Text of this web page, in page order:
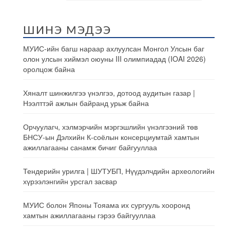
ШИНЭ МЭДЭЭ
МУИС-ийн багш нараар ахлуулсан Монгол Улсын баг
олон улсын хиймэл оюуны III олимпиадад (IOAI 2026)
оролцож байна
Хяналт шинжилгээ үнэлгээ, дотоод аудитын газар |
Нээлттэй ажлын байранд урьж байна
Орчуулагч, хэлмэрчийн мэргэшлийн үнэлгээний төв
БНСУ-ын Дэлхийн К-соёлын консерциумтай хамтын
ажиллагааны санамж бичиг байгууллаа
Тендерийн урилга | ШУТУБП, Нүүдэлчдийн археологийн
хүрээлэнгийн урсгал засвар
МУИС болон Японы Тояама их сургууль хооронд
хамтын ажиллагааны гэрээ байгууллаа